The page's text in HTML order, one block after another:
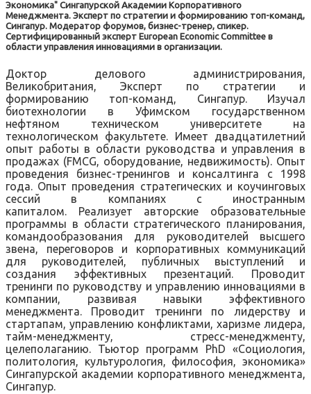
Экономика" Сингапурской Академии Корпоративного
Менеджмента. Эксперт по стратегии и формированию топ-команд,
Сингапур. Модератор форумов, бизнес-тренер, спикер.
Сертифицированный эксперт European Economic Committee в
области управления инновациями в организации.
Доктор делового администрирования,
Великобритания, Эксперт по стратегии и
формированию топ-команд, Сингапур. Изучал
биотехнологии в Уфимском государственном
нефтяном техническом университете на
технологическом факультете. Имеет двадцатилетний
опыт работы в области руководства и управления в
продажах (FMCG, оборудование, недвижимость). Опыт
проведения бизнес-тренингов и консалтинга с 1998
года. Опыт проведения стратегических и коучинговых
сессий в компаниях с иностранным
капиталом. Реализует авторские образовательные
программы в области стратегического планирования,
командообразования для руководителей высшего
звена, переговоров и корпоративных коммуникаций
для руководителей, публичных выступлений и
создания эффективных презентаций. Проводит
тренинги по руководству и управлению инновациями в
компании, развивая навыки эффективного
менеджмента. Проводит тренинги по лидерству и
стартапам, управлению конфликтами, харизме лидера,
тайм-менеджменту, стресс-менеджменту,
целеполаганию. Тьютор программ PhD «Социология,
политология, культурология, философия, экономика»
Сингапурской академии корпоративного менеджмента,
Сингапур.